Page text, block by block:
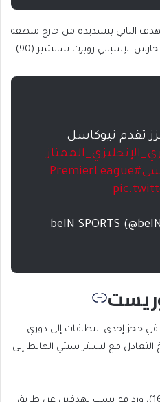
الثاني بتسديدة من خارج منطقة
الإسباني روبرت سانشيز (90).
تقدم نيوكاسل
#PremierLeague
حجز إحدى البطاقات إلى دوري
مع ليستر سيتي الهابط إلى